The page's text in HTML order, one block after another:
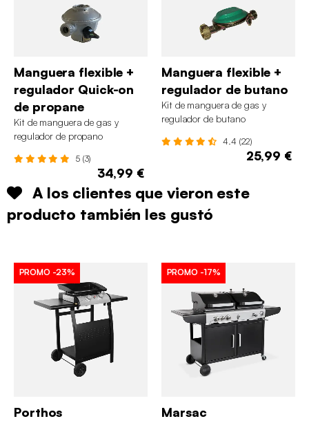
Manguera flexible +
regulador Quick-on
de propane
Kit de manguera de gas y
regulador de propano
5 (3)
34,99 €
Manguera flexible +
regulador de butano
Kit de manguera de gas y
regulador de butano
4.4 (22)
25,99 €
A los clientes que vieron este
producto también les gustó
PROMO -23%
Porthos
PROMO -17%
Marsac